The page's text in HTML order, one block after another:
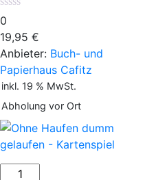
0
19,95 €
Anbieter: Buch- und
Papierhaus Cafitz
inkl. 19 % MwSt.
Abholung vor Ort
Ohne